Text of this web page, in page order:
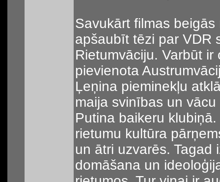
Savukārt filmas
apšaubīt tēzi par VDR
Rietumvāciju. Varbūt
pievienota
Ļeņina pieminekļu
maija svinības un
Putina baikeru
rietumu kultūra
un ātri uzvarēs. Tagad
domāšana un